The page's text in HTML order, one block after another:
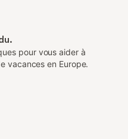
pour vous aider à
vacances en Europe.